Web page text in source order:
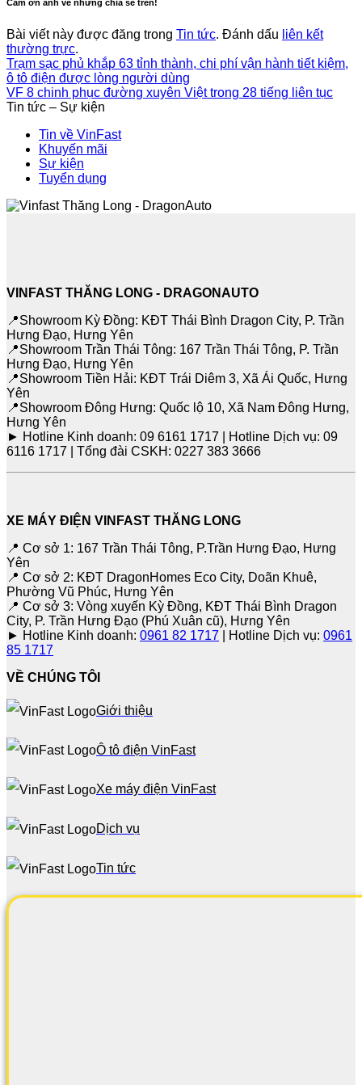
Cảm ơn anh về những chia sẻ trên!
Bài viết này được đăng trong Tin tức. Đánh dấu liên kết
thường trực.
Trạm sạc phủ khắp 63 tỉnh thành, chi phí vận hành tiết kiệm,
ô tô điện được lòng người dùng
VF 8 chinh phục đường xuyên Việt trong 28 tiếng liên tục
Tin tức – Sự kiện
Tin về VinFast
Khuyến mãi
Sự kiện
Tuyển dụng
VINFAST THĂNG LONG - DRAGONAUTO
📍Showroom Kỳ Đồng: KĐT Thái Bình Dragon City, P. Trần
Hưng Đạo, Hưng Yên
📍Showroom Trần Thái Tông: 167 Trần Thái Tông, P. Trần
Hưng Đạo, Hưng Yên
📍Showroom Tiền Hải: KĐT Trái Diêm 3, Xã Ái Quốc, Hưng
Yên
📍Showroom Đông Hưng: Quốc lộ 10, Xã Nam Đông Hưng,
Hưng Yên
► Hotline Kinh doanh: 09 6161 1717 | Hotline Dịch vụ: 09
6116 1717 | Tổng đài CSKH: 0227 383 3666
XE MÁY ĐIỆN VINFAST THĂNG LONG
📍 Cơ sở 1: 167 Trần Thái Tông, P.Trần Hưng Đạo, Hưng
Yên
📍 Cơ sở 2: KĐT DragonHomes Eco City, Doãn Khuê,
Phường Vũ Phúc, Hưng Yên
📍 Cơ sở 3: Vòng xuyến Kỳ Đồng, KĐT Thái Bình Dragon
City, P. Trần Hưng Đạo (Phú Xuân cũ), Hưng Yên
► Hotline Kinh doanh: 0961 82 1717 | Hotline Dịch vụ: 0961
85 1717
VỀ CHÚNG TÔI
Giới thiệu
Ô tô điện VinFast
Xe máy điện VinFast
Dịch vụ
Tin tức